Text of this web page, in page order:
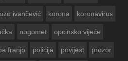
ivančević korona koronavirus
nogomet opcinsko vijeće
franjo policija povijest prozor